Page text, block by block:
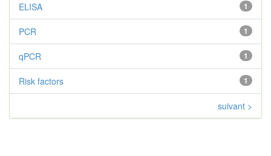
1
ELISA
1
PCR
1
qPCR
1
Risk factors
suivant >